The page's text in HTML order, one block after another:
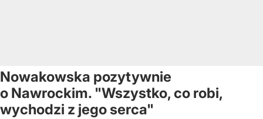
Nowakowska pozytywnie
o Nawrockim. "Wszystko, co robi,
wychodzi z jego serca"